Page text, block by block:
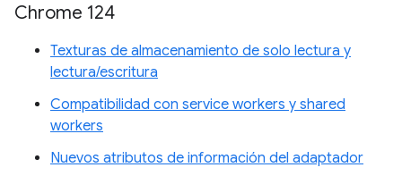
Chrome 124
Texturas de almacenamiento de solo lectura y
lectura/escritura
Compatibilidad con service workers y shared
workers
Nuevos atributos de información del adaptador